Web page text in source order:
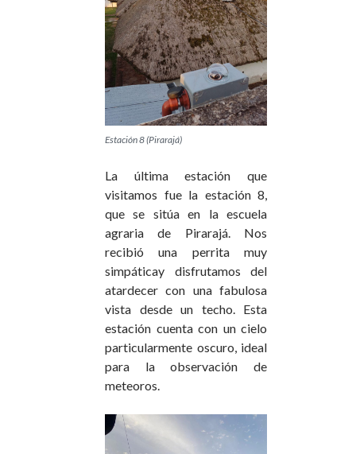
Estación 8 (Pirarajá)
La última estación que
visitamos fue la estación 8,
que se sitúa en la escuela
agraria de Pirarajá. Nos
recibió una perrita muy
simpáticay disfrutamos del
atardecer con una fabulosa
vista desde un techo. Esta
estación cuenta con un cielo
particularmente oscuro, ideal
para la observación de
meteoros.